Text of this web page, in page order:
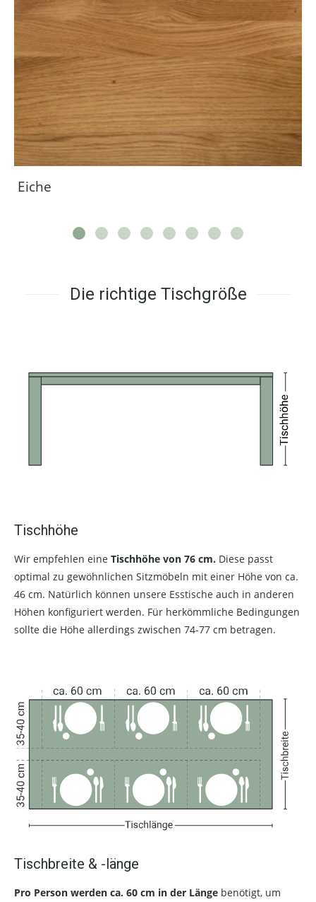
Eiche
Die richtige Tischgröße
Tischhöhe
Wir empfehlen eine Tischhöhe von 76 cm. Diese passt
optimal zu gewöhnlichen Sitzmöbeln mit einer Höhe von ca.
46 cm. Natürlich können unsere Esstische auch in anderen
Höhen konfiguriert werden. Für herkömmliche Bedingungen
sollte die Höhe allerdings zwischen 74-77 cm betragen.
Tischbreite & -länge
Pro Person werden ca. 60 cm in der Länge benötigt, um